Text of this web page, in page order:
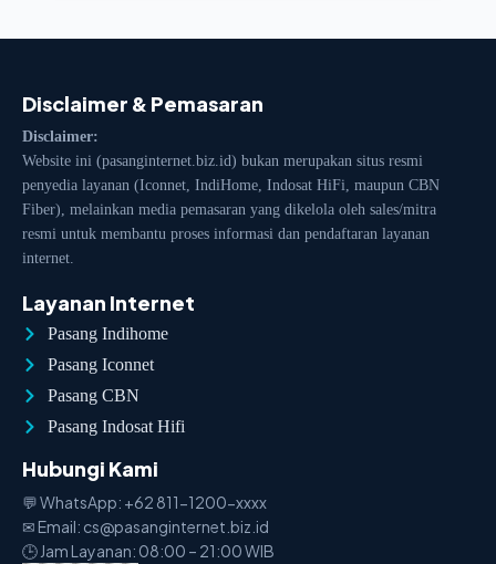
Disclaimer & Pemasaran
Disclaimer:
Website ini (pasanginternet.biz.id) bukan merupakan situs resmi
penyedia layanan (Iconnet, IndiHome, Indosat HiFi, maupun CBN
Fiber), melainkan media pemasaran yang dikelola oleh sales/mitra
resmi untuk membantu proses informasi dan pendaftaran layanan
internet.
Layanan Internet
Pasang Indihome
Pasang Iconnet
Pasang CBN
Pasang Indosat Hifi
Hubungi Kami
💬 WhatsApp: +62 811-1200-xxxx
✉ Email: cs@pasanginternet.biz.id
🕒 Jam Layanan: 08:00 – 21:00 WIB